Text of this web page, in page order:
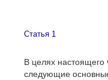
Статья 1
В целях настоящего
следующие